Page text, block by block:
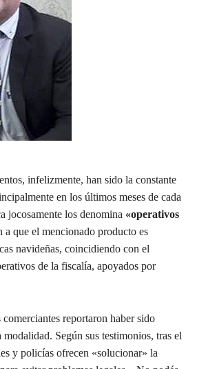
infelizmente, han sido la constante
en los últimos meses de cada
jocosamente los denomina «operativos
a que el mencionado producto es
navideñas, coincidiendo con el
de la fiscalía, apoyados por
reportaron haber sido
Según sus testimonios, tras el
y policías ofrecen «solucionar» la